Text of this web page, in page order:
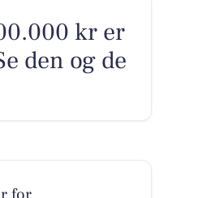
kr er
den og de